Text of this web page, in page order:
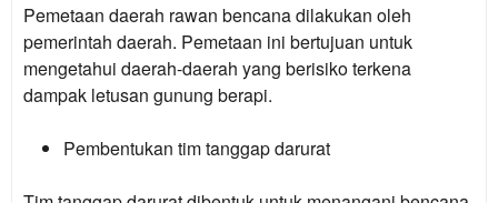
Pemetaan daerah rawan bencana dilakukan oleh
pemerintah daerah. Pemetaan ini bertujuan untuk
mengetahui daerah-daerah yang berisiko terkena
dampak letusan gunung berapi.
Pembentukan tim tanggap darurat